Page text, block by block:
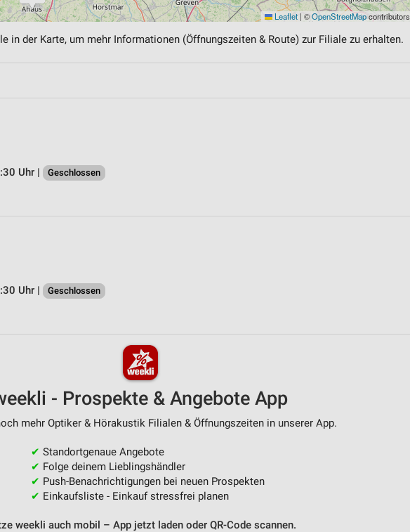
Leaflet | ©OpenStreetMapcontributors
in der Karte, um mehr Informationen (Öffnungszeiten & Route) zur Filiale zu erhalten.
Uhr |
Geschlossen
Uhr |
Geschlossen
- Prospekte & Angebote App
mehr Optiker & Hörakustik Filialen & Öffnungszeiten in unserer App.
✔ Standortgenaue Angebote
✔ Folge deinem Lieblingshändler
✔ Push-Benachrichtigungen bei neuen Prospekten
✔ Einkaufsliste - Einkauf stressfrei planen
weekli auch mobil – App jetzt laden oder QR-Code scannen.